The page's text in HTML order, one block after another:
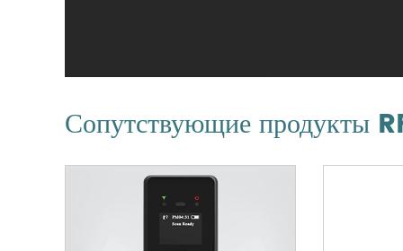
Сопутствующие продукты